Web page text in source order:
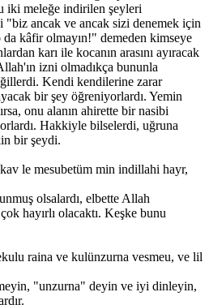
iki meleğe indirilen şeyleri
ancak ve ancak sizi denemek için
da kâfir olmayın!" demeden kimseye
karı ile kocanın arasını ayıracak
izni olmadıkça bununla
Kendi kendilerine zarar
bir şey öğreniyorlardı. Yemin
onu alanın ahirette bir nasibi
Hakkiyle bilselerdi, uğruna
bir şeydi.
le mesubetüm min indillahi hayr,
olsalardı, elbette Allah
hayırlı olacaktı. Keşke bunu
raina ve kulünzurna vesmeu, ve lil
"unzurna" deyin ve iyi dinleyin,